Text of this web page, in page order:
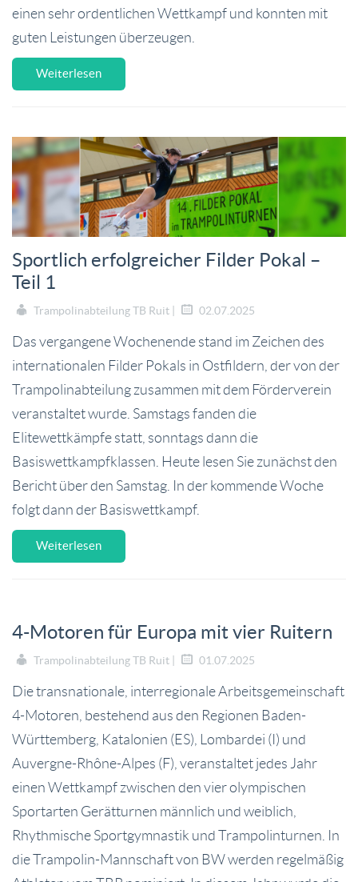
einen sehr ordentlichen Wettkampf und konnten mit
guten Leistungen überzeugen.
Weiterlesen
Sportlich erfolgreicher Filder Pokal –
Teil 1
Trampolinabteilung TB Ruit | 02.07.2025
Das vergangene Wochenende stand im Zeichen des
internationalen Filder Pokals in Ostfildern, der von der
Trampolinabteilung zusammen mit dem Förderverein
veranstaltet wurde. Samstags fanden die
Elitewettkämpfe statt, sonntags dann die
Basiswettkampfklassen. Heute lesen Sie zunächst den
Bericht über den Samstag. In der kommende Woche
folgt dann der Basiswettkampf.
Weiterlesen
4-Motoren für Europa mit vier Ruitern
Trampolinabteilung TB Ruit | 01.07.2025
Die transnationale, interregionale Arbeitsgemeinschaft
4-Motoren, bestehend aus den Regionen Baden-
Württemberg, Katalonien (ES), Lombardei (I) und
Auvergne-Rhône-Alpes (F), veranstaltet jedes Jahr
einen Wettkampf zwischen den vier olympischen
Sportarten Gerätturnen männlich und weiblich,
Rhythmische Sportgymnastik und Trampolinturnen. In
die Trampolin-Mannschaft von BW werden regelmäßig